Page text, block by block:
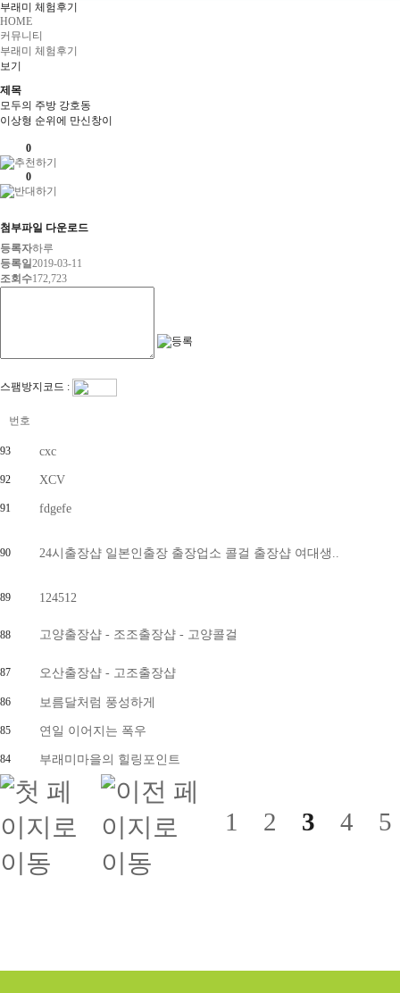
부래미 체험후기
HOME
커뮤니티
부래미 체험후기
보기
제목
모두의 주방 강호동
이상형 순위에 만신창이
0
0
첨부파일 다운로드
등록자하루
등록일2019-03-11
조회수172,723
스팸방지코드 :
번호
93 cxc
92 XCV
91 fdgefe
90 24시출장샵 일본인출장 출장업소 콜걸 출장샵 여대생..
89 124512
88 고양출장샵 - 조조출장샵 - 고양콜걸
87 오산출장샵 - 고조출장샵
86 보름달처럼 풍성하게
85 연일 이어지는 폭우
84 부래미마을의 힐링포인트
1 2 3 4